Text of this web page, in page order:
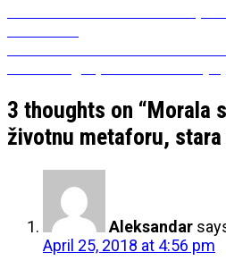
Post
navigation
3 thoughts on “Morala
životnu metaforu, stara
Aleksandar
April 25, 2018 at 4:56 pm